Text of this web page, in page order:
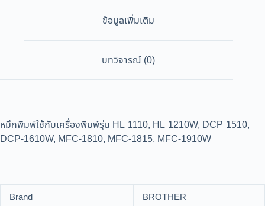
ข้อมูลเพิ่มเติม
บทวิจารณ์ (0)
หมึกพิมพ์ใช้กับเครื่องพิมพ์รุ่น HL-1110, HL-1210W, DCP-1510,
DCP-1610W, MFC-1810, MFC-1815, MFC-1910W
Brand
BROTHER